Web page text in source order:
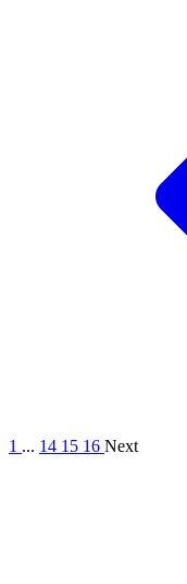
1 ... 14 15 16 Next